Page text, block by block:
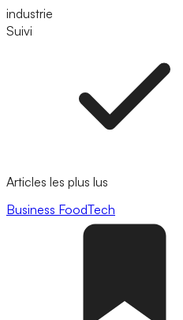
industrie
Suivi
Articles les plus lus
Business FoodTech